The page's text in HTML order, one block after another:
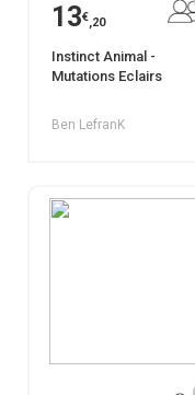
13€,20
Instinct Animal -
Mutations Eclairs
Ben LefranK